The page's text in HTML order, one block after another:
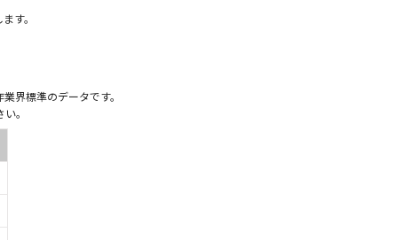
す。
界標準のデータです。
。